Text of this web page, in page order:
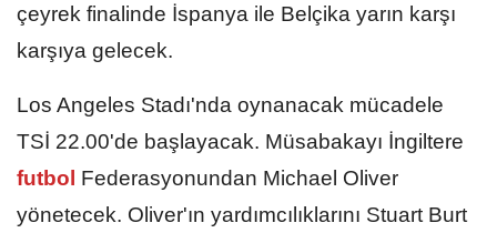
çeyrek finalinde İspanya ile Belçika yarın karşı
karşıya gelecek.
Los Angeles Stadı'nda oynanacak mücadele
TSİ 22.00'de başlayacak. Müsabakayı İngiltere
futbol Federasyonundan Michael Oliver
yönetecek. Oliver'ın yardımcılıklarını Stuart Burt